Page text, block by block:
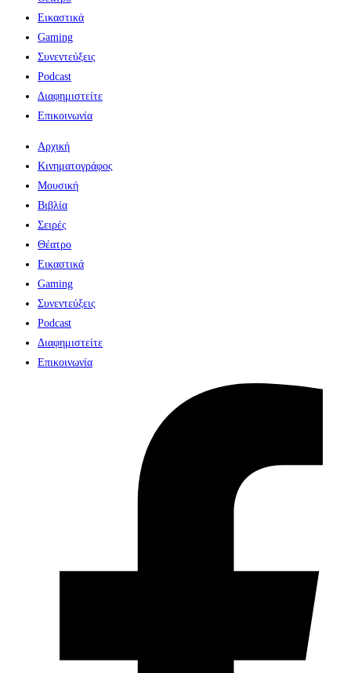
Εικαστικά
Gaming
Συνεντεύξεις
Podcast
Διαφημιστείτε
Επικοινωνία
Αρχική
Κινηματογράφος
Μουσική
Βιβλία
Σειρές
Θέατρο
Εικαστικά
Gaming
Συνεντεύξεις
Podcast
Διαφημιστείτε
Επικοινωνία